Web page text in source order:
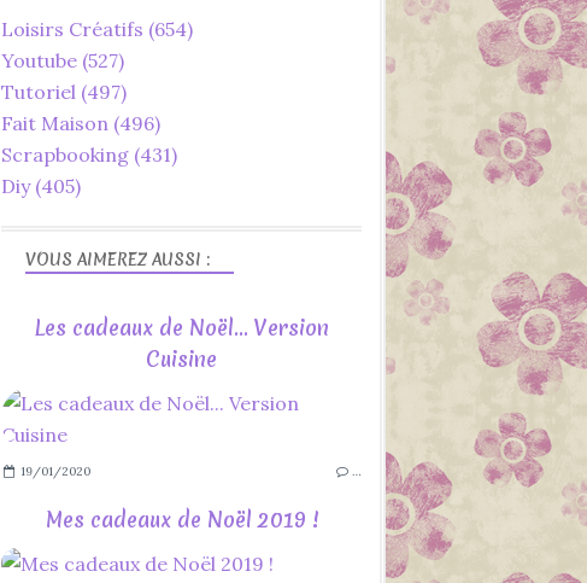
VOUS AIMEREZ AUSSI :
Les cadeaux de Noël... Version
Cuisine
19/01/2020 …
Mes cadeaux de Noël 2019 !
Loisirs Créatifs (654)
Youtube (527)
Tutoriel (497)
Fait Maison (496)
Scrapbooking (431)
Diy(405)